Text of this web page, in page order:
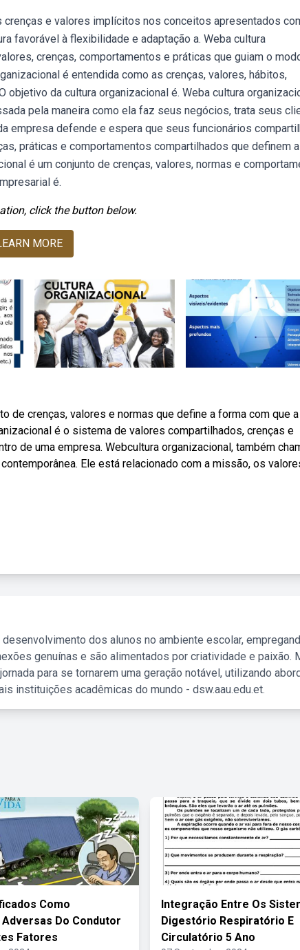
e valores implícitos nos conceitos apresentados
favorável à flexibilidade e adaptação a. Weba cultura
crenças, comportamentos e práticas que guiam o
é entendida como as crenças, valores, hábitos,
da cultura organizacional é. Weba cultura
pela maneira como ela faz seus negócios, trata seus
empresa defende e espera que seus funcionários
práticas e comportamentos compartilhados que definem a
é um conjunto de crenças, valores, normas e
é.
click the button below.
MORE
de crenças, valores e normas que define a forma com que a
é o sistema de valores compartilhados, crenças e
de uma empresa. Webcultura organizacional, também
Ele está relacionado com a missão, os
dos alunos no ambiente escolar,
genuínas e são alimentados por criatividade e paixão.
para se tornarem uma geração notável, utilizando
instituições acadêmicas do mundo - dsw.aau.edu.et.
Como
Do Condutor
Fatores
Integração Entre Os
Digestório Respiratório E
Circulatório 5 Ano